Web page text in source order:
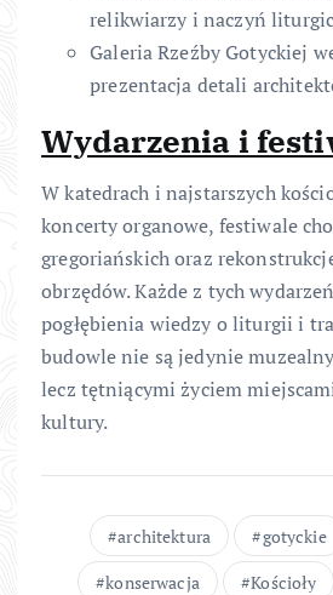
relikwiarzy i naczyń
Galeria Rzeźby Gotyckiej
prezentacja detali
Wydarzenia i
W katedrach i najstarszych
koncerty organowe, festiwale
gregoriańskich oraz
obrzędów. Każde z tych
pogłębienia wiedzy o liturgii i
budowle nie są jedynie
lecz tętniącymi życiem
kultury.
architektura gotyckie
konserwacja
Kościoły